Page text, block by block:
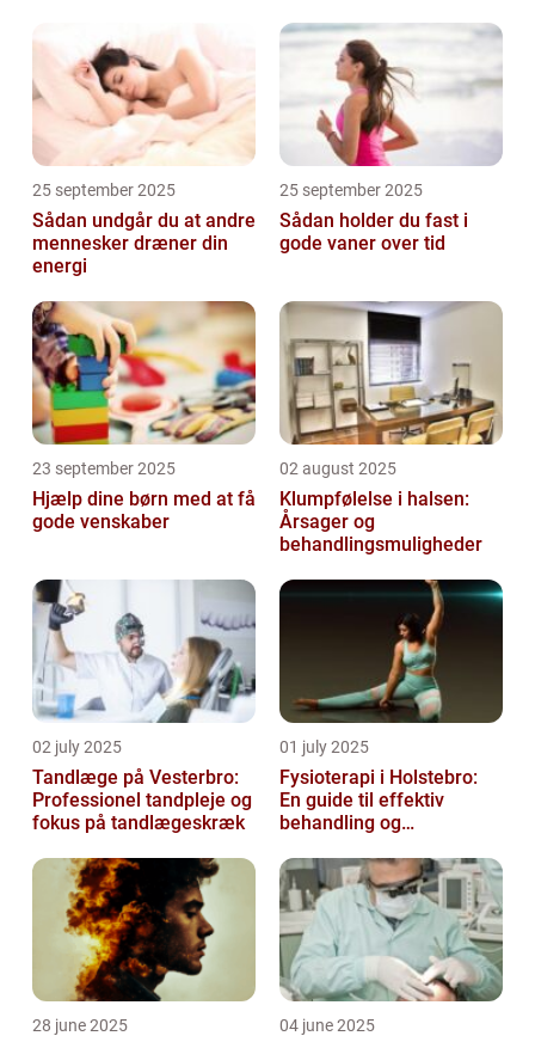
25 september 2025
Sådan undgår du at andre
mennesker dræner din
energi
25 september 2025
Sådan holder du fast i
gode vaner over tid
23 september 2025
Hjælp dine børn med at få
gode venskaber
02 august 2025
Klumpfølelse i halsen:
Årsager og
behandlingsmuligheder
02 july 2025
Tandlæge på Vesterbro:
Professionel tandpleje og
fokus på tandlægeskræk
01 july 2025
Fysioterapi i Holstebro:
En guide til effektiv
behandling og
28 june 2025 04 june 2025